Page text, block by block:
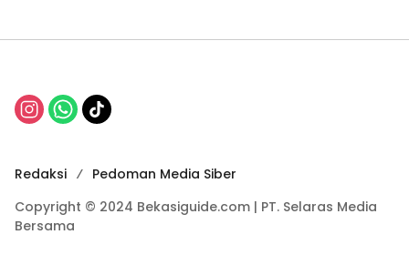
Redaksi
Pedoman Media Siber
Copyright © 2024 Bekasiguide.com | PT. Selaras Media
Bersama